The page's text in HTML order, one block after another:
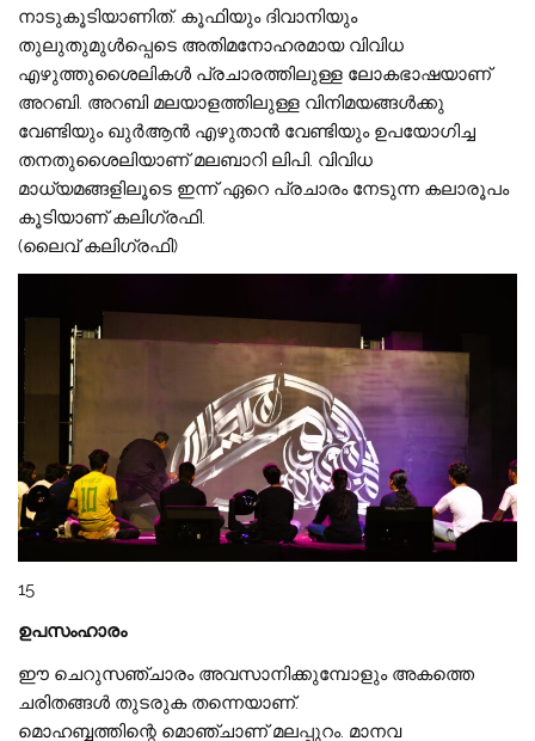
നാടുകൂടിയാണിത്. കൂഫിയും ദിവാനിയും
തുലുതുമുൾപ്പെടെ അതിമനോഹരമായ വിവിധ
എഴുത്തുശൈലികൾ പ്രചാരത്തിലുള്ള ലോകഭാഷയാണ്
അറബി. അറബി മലയാളത്തിലുള്ള വിനിമയങ്ങൾക്കു
വേണ്ടിയും ഖുർആൻ എഴുതാൻ വേണ്ടിയും ഉപയോഗിച്ച
തനതുശൈലിയാണ് മലബാറി ലിപി. വിവിധ
മാധ്യമങ്ങളിലൂടെ ഇന്ന് ഏറെ പ്രചാരം നേടുന്ന കലാരൂപം
കൂടിയാണ് കലിഗ്രഫി.
(ലൈവ് കലിഗ്രഫി)
15
ഉപസംഹാരം
ഈ ചെറുസഞ്ചാരം അവസാനിക്കുമ്പോളും അകത്തെ
ചരിതങ്ങൾ തുടരുക തന്നെയാണ്.
മൊഹബ്ബത്തിന്റെ മൊഞ്ചാണ് മലപ്പുറം. മാനവ